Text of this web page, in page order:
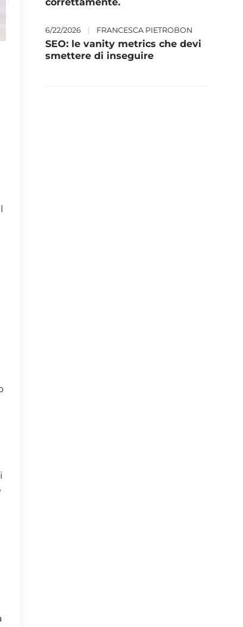
6/22/2026 | FRANCESCA PIETROBON
SEO: le vanity metrics che devi
smettere di inseguire